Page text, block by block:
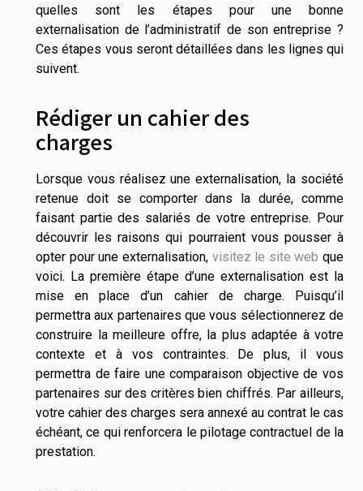
quelles sont les étapes pour une bonne
externalisation de l’administratif de son entreprise ?
Ces étapes vous seront détaillées dans les lignes qui
suivent.
Rédiger un cahier des
charges
Lorsque vous réalisez une externalisation, la société
retenue doit se comporter dans la durée, comme
faisant partie des salariés de votre entreprise. Pour
découvrir les raisons qui pourraient vous pousser à
opter pour une externalisation, visitez le site web que
voici. La première étape d’une externalisation est la
mise en place d’un cahier de charge. Puisqu’il
permettra aux partenaires que vous sélectionnerez de
construire la meilleure offre, la plus adaptée à votre
contexte et à vos contraintes. De plus, il vous
permettra de faire une comparaison objective de vos
partenaires sur des critères bien chiffrés. Par ailleurs,
votre cahier des charges sera annexé au contrat le cas
échéant, ce qui renforcera le pilotage contractuel de la
prestation.